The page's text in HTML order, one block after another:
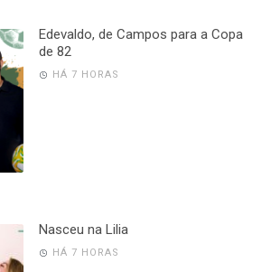
Edevaldo, de Campos para a Copa
de 82
HÁ 7 HORAS
Nasceu na Lilia
HÁ 7 HORAS